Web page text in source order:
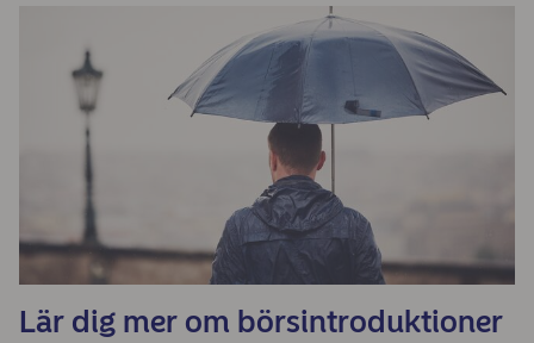
Lär dig mer om börsintroduktioner